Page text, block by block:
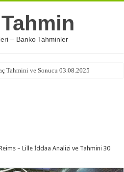
– Banko Tahminler
Tahmini ve Sonucu 03.08.2025
– Lille İddaa Analizi ve Tahmini 30